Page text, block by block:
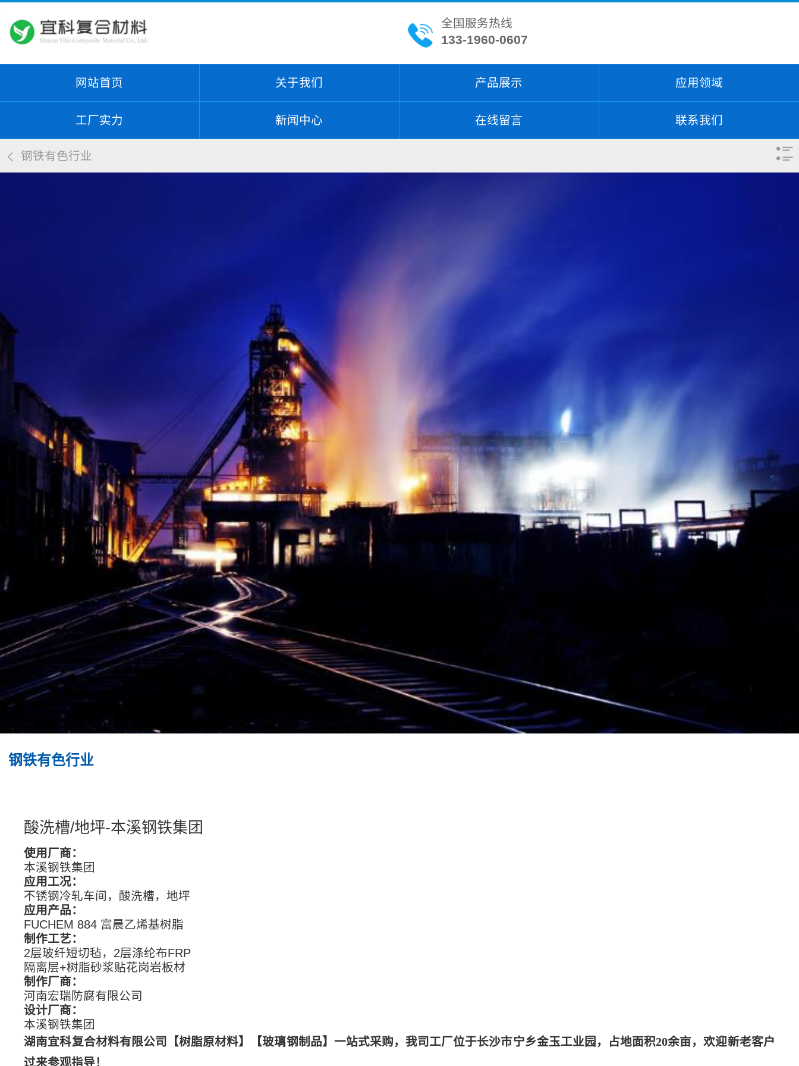
全国服务热线
133-1960-0607
网站首页 关于我们 产品展示 应用领域
工厂实力 新闻中心 在线留言 联系我们
钢铁有色行业
钢铁有色行业
酸洗槽/地坪-本溪钢铁集团
使用厂商：
本溪钢铁集团
应用工况：
不锈钢冷轧车间，酸洗槽，地坪
应用产品：
FUCHEM 884 富晨乙烯基树脂
制作工艺：
2层玻纤短切毡，2层涤纶布FRP
隔离层+树脂砂浆贴花岗岩板材
制作厂商：
河南宏瑞防腐有限公司
设计厂商：
本溪钢铁集团
湖南宜科复合材料有限公司【树脂原材料】【玻璃钢制品】一站式采购，我司工厂位于长沙市宁乡金玉工业园，占地面积20余亩，欢迎新老客户
过来参观指导！